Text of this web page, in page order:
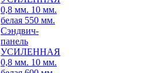
0,8 мм. 10 мм.
белая 550 мм.
Сэндвич-
панель
УСИЛЕННАЯ
0,8 мм. 10 мм.